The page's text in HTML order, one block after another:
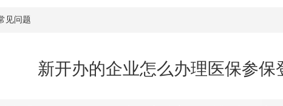
便民提示
见问题
新开办的企业怎么办理医保参保